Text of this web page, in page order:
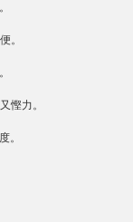
。
慳力。
。